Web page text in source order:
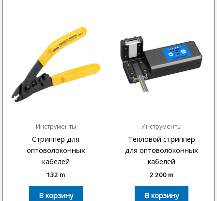
Инструменты
Стриппер для
оптоволоконных
кабелей
132 m
В корзину
Инструменты
Тепловой стриппер
для оптоволоконных
кабелей
2 200m
В корзину